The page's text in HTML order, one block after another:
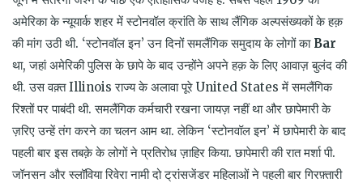
अमेरिका के न्यूयार्क शहर में स्टोनवॉल क्रांति के साथ लैंगिक अल्पसंख्यकों के हक़
की मांग उठी थी. ‘स्टोनवॉल इन’ उन दिनों समलैंगिक समुदाय के लोगों का Bar
था, जहां अमेरिकी पुलिस के छापे के बाद उन्होंने अपने हक़ के लिए आवाज़ बुलंद की
थी. उस वक़्तIllinois राज्य के अलावा पूरे United States में समलैंगिक
रिश्तों पर पाबंदी थी. समलैंगिक कर्मचारी रखना जायज़ नहीं था और छापेमारी के
ज़रिए उन्हें तंग करने का चलन आम था. लेकिन ‘स्टोनवॉल इन’ में छापेमारी के बाद
पहली बार इस तबक़े के लोगों ने प्रतिरोध ज़ाहिर किया. छापेमारी की रात मर्शा पी.
जॉनसन और स्लॉविया रिवेरा नामी दो ट्रांसजेंडर महिलाओं ने पहली बार गिरफ़्तारी